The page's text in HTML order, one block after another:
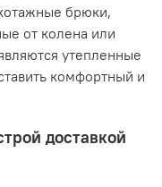
брюки,
от колена или
утепленные
комфортный и
доставкой